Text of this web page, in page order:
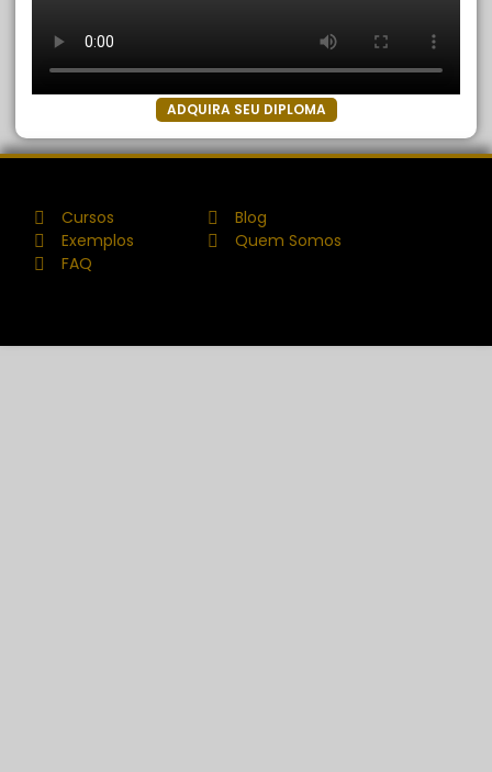
ADQUIRA SEU DIPLOMA
Cursos
Exemplos
FAQ
Blog
Quem Somos